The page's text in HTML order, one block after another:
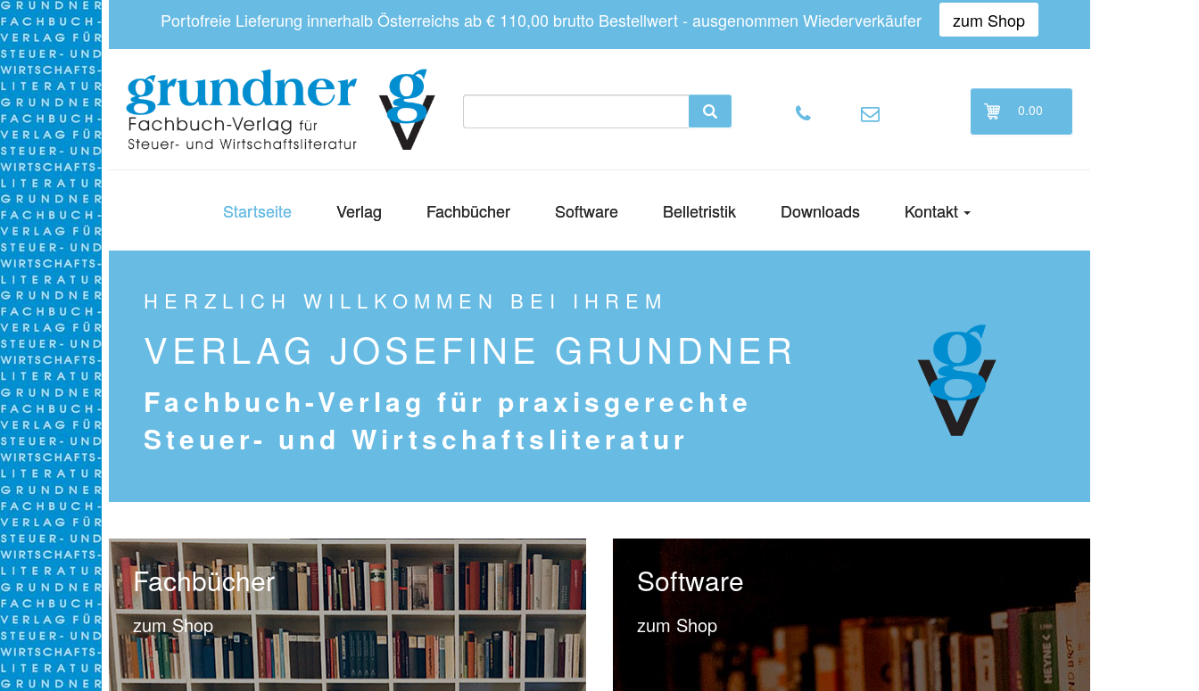
Portofreie Lieferung innerhalb Österreichs ab € 110,00 brutto Bestellwert - ausgenommen Wiederverkäufer zum Shop
0.00
Startseite Verlag Fachbücher Software Belletristik Downloads Kontakt
HERZLICH WILLKOMMEN BEI IHREM
VERLAG JOSEFINE GRUNDNER
Fachbuch-Verlag für praxisgerechte
Steuer- und Wirtschaftsliteratur
Fachbücher
zum Shop
Software
zum Shop